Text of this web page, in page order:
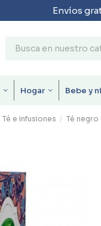
Envíos
Hogar Bebe y
Té e infusiones Té negro